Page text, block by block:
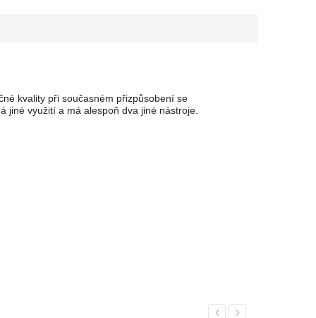
kvality při současném přizpůsobení se
jiné využití a má alespoň dva jiné nástroje.
Previous
Next